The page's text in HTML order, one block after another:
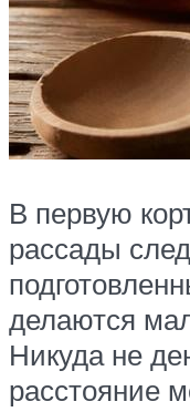
В первую
рассады
делаются
Никуда не
расстояние